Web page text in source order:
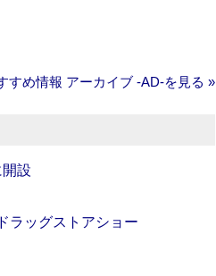
すめ情報 アーカイブ ‐AD‐を見る »
設
ラッグストアショー